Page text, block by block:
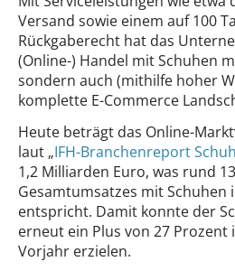
Versand sowie einem auf 100
Rückgaberecht hat das
(Online-) Handel mit Schuhen
sondern auch (mithilfe hoher
komplette E-Commerce
Heute beträgt das Online-
laut „IFH-Branchenreport
1,2 Milliarden Euro, was rund
Gesamtumsatzes mit Schuhen
entspricht. Damit konnte der
erneut ein Plus von 27 Prozent
Vorjahr erzielen.